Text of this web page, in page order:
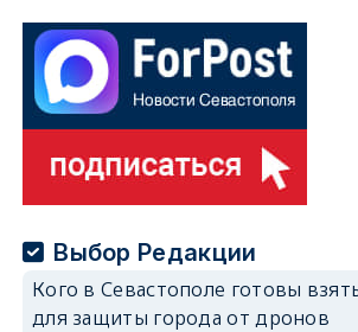
Выбор Редакции
Кого в Севастополе готовы
для защиты города от дронов